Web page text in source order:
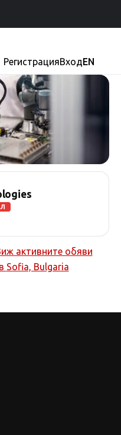
РегистрацияВходEN
активните обяви
Sofia, Bulgaria